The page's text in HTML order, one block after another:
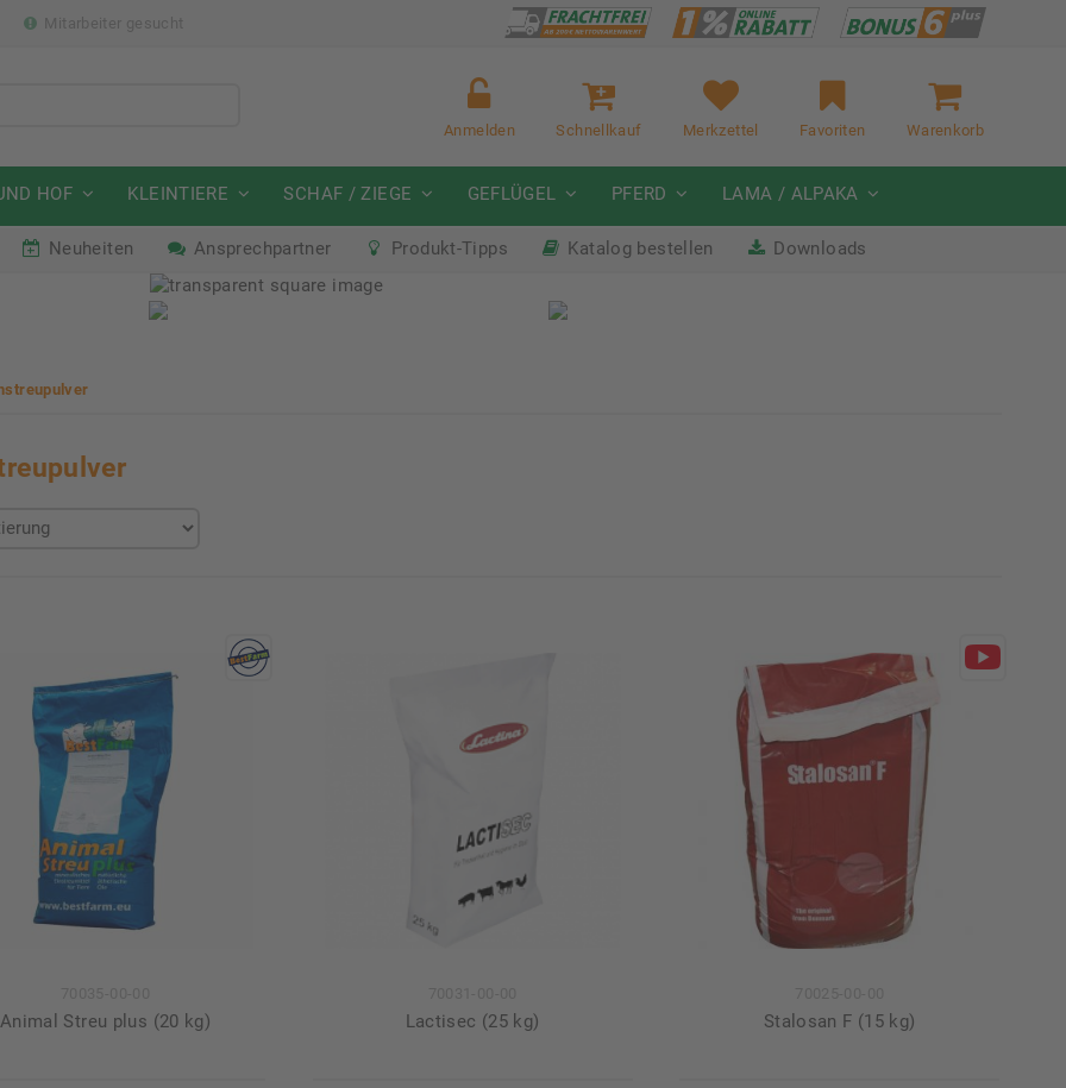
Mitarbeiter gesucht
Anmelden Schnellkauf Merkzettel Favoriten Warenkorb
HOF KLEINTIERE SCHAF / ZIEGE GEFLÜGEL PFERD LAMA / ALPAKA
Neuheiten Ansprechpartner Produkt-Tipps Katalog bestellen Downloads
Animal Streu plus (20 kg) Lactisec (25 kg) Stalosan F (15 kg)